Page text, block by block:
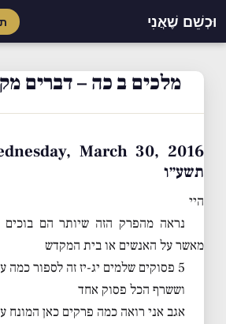
וּכְשֵׁם שֶׁאֲנִי
מלכים ב כה – דברים
תשע״ו
היי
נראה מהפרק הזה שיותר הם
מאשר על האנשים או בית המקדש
5 פסוקים שלמים יג-יז זה לספור כמה עמודים בדיוק לקח
וששרף הכל פסוק אחד
אגב אני רואה כמה פרקים כאן המונח